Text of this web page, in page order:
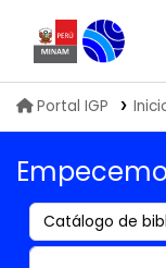
Portal IGP